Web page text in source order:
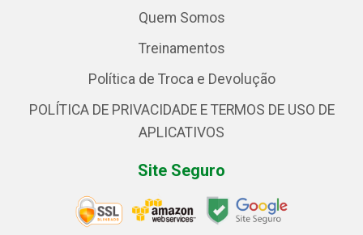
Quem Somos
Treinamentos
Política de Troca e Devolução
POLÍTICA DE PRIVACIDADE E TERMOS DE USO DE
APLICATIVOS
Site Seguro